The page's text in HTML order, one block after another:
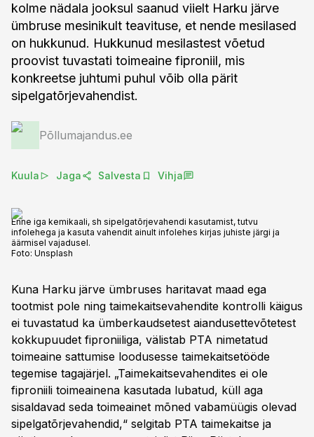
kolme nädala jooksul saanud viielt Harku järve
ümbruse mesinikult teavituse, et nende mesilased
on hukkunud. Hukkunud mesilastest võetud
proovist tuvastati toimeaine fiproniil, mis
konkreetse juhtumi puhul võib olla pärit
sipelgatõrjevahendist.
Põllumajandus.ee
Kuula Jaga Salvesta Vihja
Enne iga kemikaali, sh sipelgatõrjevahendi kasutamist, tutvu
infolehega ja kasuta vahendit ainult infolehes kirjas juhiste järgi ja
äärmisel vajadusel.
Foto: Unsplash
Kuna Harku järve ümbruses haritavat maad ega
tootmist pole ning taimekaitsevahendite kontrolli käigus
ei tuvastatud ka ümberkaudsetest aiandusettevõtetest
kokkupuudet fiproniiliga, välistab PTA nimetatud
toimeaine sattumise loodusesse taimekaitsetööde
tegemise tagajärjel. „Taimekaitsevahendites ei ole
fiproniili toimeainena kasutada lubatud, küll aga
sisaldavad seda toimeainet mõned vabamüügis olevad
sipelgatõrjevahendid,“ selgitab PTA taimekaitse ja